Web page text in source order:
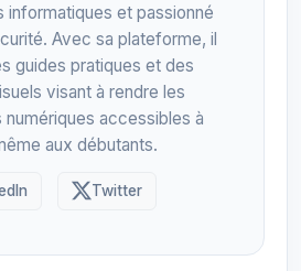
informatiques et passionné
Avec sa plateforme, il
guides pratiques et des
visant à rendre les
accessibles à
aux débutants.
Twitter